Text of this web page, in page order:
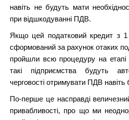
навіть не будуть мати
при відшкодуванні ПДВ.
Якщо цей податковий кредит з
сформований за рахунок отаких
пройшли всю процедуру на етапі
такі підприємства будуть
черговості отримувати ПДВ навіть
По-перше це насправді
привабливості, про що ми